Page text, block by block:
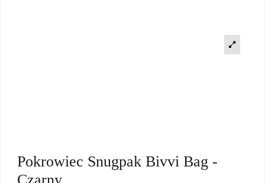
Pokrowiec Snugpak Bivvi Bag -